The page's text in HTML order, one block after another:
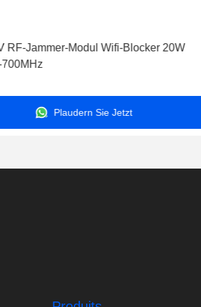
RF-Jammer-Modul Wifi-Blocker 20W
Plaudern Sie Jetzt